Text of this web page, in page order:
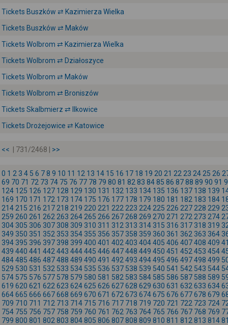
Tickets Buszków ⇄ Kazimierza Wielka
Tickets Buszków ⇄ Maków
Tickets Wolbrom ⇄ Kazimierza Wielka
Tickets Wolbrom ⇄ Działoszyce
Tickets Wolbrom ⇄ Maków
Tickets Wolbrom ⇄ Broniszów
Tickets Skalbmierz ⇄ Ilkowice
Tickets Drożejowice ⇄ Katowice
<< | 731/2468 | >>
0 1 2 3 4 5 6 78 9 10 11 12 13 14 15 16 17 18 19 20 21 22 23 24 25 26
69 70 71 72 73 74 75 76 77 78 79 80 81 82 83 8485 86 8788 89 90 91
124 125 126 127 128 129 130 131 132 133 134 135 136 137 138 139
169 170 171 172 173 174 175 176 177 178 179 180 181 182 183 184
214 215 216 217 218 219 220 221 222 223 224 225 226 227 228 229
259 260 261 262 263 264 265 266 267 268 269 270 271 272 273 274
304 305 306 307 308 309 310 311 312 313 314 315 316 317 318 319
349 350 351 352 353 354 355 356 357 358 359 360 361 362 363 364
394 395 396 397 398 399 400 401 402 403 404405 406 407408 409
439 440 441 442 443 444445 446 447448 449 450 451 452 453 454
484485 486 487488 489 490 491 492 493 494495 496 497498 499
529 530 531 532 533 534 535 536 537 538 539 540 541 542 543 544
574 575 576 577 578 579 580 581 582 583 584 585 586 587 588 589
619 620 621 622 623 624625 626 627628 629 630 631 632 633 634
664665 666 667668 669 670 671 672 673 674675 676 677678 679
709 710 711 712 713 714 715 716 717 718 719 720 721 722 723 724
754 755 756 757 758 759 760 761 762 763 764 765 766 767 768 769
799 800 801 802 803 804805 806 807808 809 810 811 812 813 814